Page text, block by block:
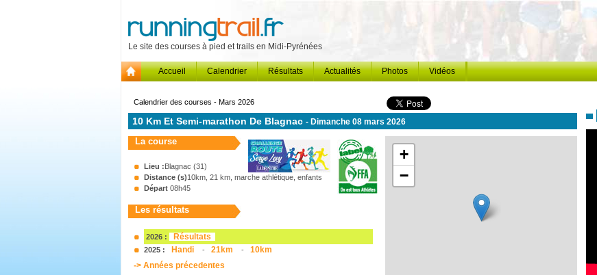
Le site des courses à pied et trails en Midi-Pyrénées
Accueil Calendrier Résultats Actualités Photos Vidéos
Calendrier des courses - Mars 2026
10 Km Et Semi-marathon De Blagnac - Dimanche 08 mars 2026
La course
Lieu :Blagnac (31)
Distance (s)10km, 21 km, marche athlétique, enfants
Départ 08h45
Les résultats
2026 : Résultats
2025 : Handi - 21km -
10km
-> Années précedentes
+
−